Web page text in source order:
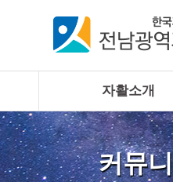
자활소개
커뮤